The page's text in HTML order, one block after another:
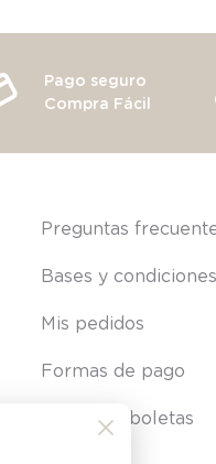
Pago seguro
Compra Fácil
Preguntas
Bases y condiciones
Mis pedidos
Formas de pago
Consultar boletas